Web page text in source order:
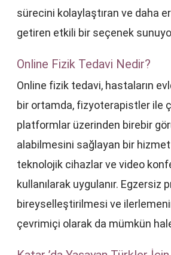
sürecini kolaylaştıran ve daha
getiren etkili bir seçenek
Online Fizik Tedavi Nedir?
Online fizik tedavi, hastaların
bir ortamda, fizyoterapistler ile
platformlar üzerinden birebir
alabilmesini sağlayan bir
teknolojik cihazlar ve video
kullanılarak uygulanır. Egzersiz
bireyselleştirilmesi ve
çevrimiçi olarak da mümkün